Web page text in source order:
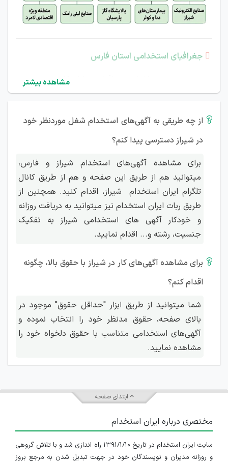
 جغرافیای استخدامی استان فارس
ساختار جغرافیایی بازار کار و مهم‌ترین
داده شده است:
 لیست شرکت‌های معروف استان فارس
برخی از مهمترین شرکت‌های استان فارس مطابق جدول زیر
می‌باشد:
حوزه فعالیت نام شرکت / برند توضیحات و شهرت
الکترونیک
الکترونیک
(صاایران)
مخابراتی
نفت، گاز و
پتروشیمی
فاتح صنعت
کیمیا
تجهیزات ثابت فرآیندی
مشاهده بیشتر
از چه طریقی به آگهی‌های استخدام شغل موردنظر خود
در شیراز دسترسی پیدا کنم؟
برای مشاهده آگهی‌های استخدام شیراز و فارس،
میتوانید هم از طریق این صفحه و هم از طریق کانال
تلگرام ایران استخدام شیراز، اقدام کنید. همچنین از
طریق ربات ایران استخدام نیز میتوانید به دریافت روزانه
و خودکار آگهی های استخدامی شیراز به تفکیک
جنسیت، رشته و... اقدام نمایید.
برای مشاهده آگهی‌های کار در شیراز با حقوق بالا، چگونه
اقدام کنم؟
شما میتوانید از طریق ابزار "حداقل حقوق" موجود در
بالای صفحه، حقوق مدنظر خود را انتخاب نموده و
آگهی‌های استخدامی متناسب با حقوق دلخواه خود را
مشاهده نمایید.
ابتدای صفحه
مختصری درباره ایران استخدام
سایت ایران استخدام در تاریخ ۱۳۹۱/۱/۱۰ راه اندازی شد و با تلاش گروهی
و روزانه مدیران و نویسندگان خود در جهت تبدیل شدن به مرجع بروز